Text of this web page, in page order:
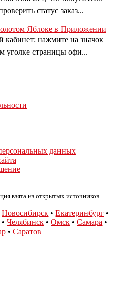
статус заказ...
Яблоке в Приложении
нажмите на значок
уголке страницы офи...
данных
взята из открытых источников.
Новосибирск •Екатеринбург •
•Челябинск •Омск •Самара •
•Саратов